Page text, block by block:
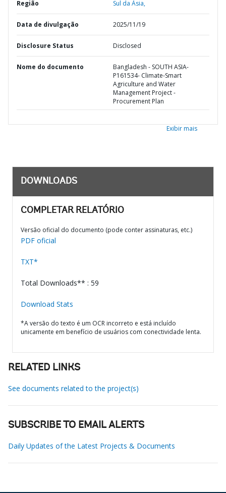
Região Sul da Ásia,
Data de divulgação 2025/11/19
Disclosure Status Disclosed
Nome do documento
Bangladesh - SOUTH ASIA-
P161534- Climate-Smart
Agriculture and Water
Management Project -
Procurement Plan
Exibir mais
DOWNLOADS
COMPLETAR RELATÓRIO
Versão oficial do documento (pode conter assinaturas, etc.)
PDF oficial
TXT*
Total Downloads** : 59
Download Stats
*A versão do texto é um OCR incorreto e está incluído
unicamente em benefício de usuários com conectividade lenta.
RELATED LINKS
See documents related to the project(s)
SUBSCRIBE TO EMAIL ALERTS
Daily Updates of the Latest Projects & Documents